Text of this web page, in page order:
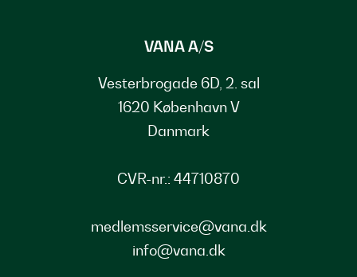
VANA A/S
Vesterbrogade 6D, 2. sal
1620 København V
Danmark
CVR-nr.: 44710870
medlemsservice@vana.dk
info@vana.dk